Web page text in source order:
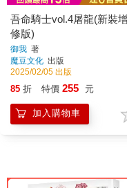
吾命騎士vol.4屠龍(新裝
修版)
御我 著
魔豆文化 出版
2025/02/05 出版
85 折 特價 255 元
加入購物車